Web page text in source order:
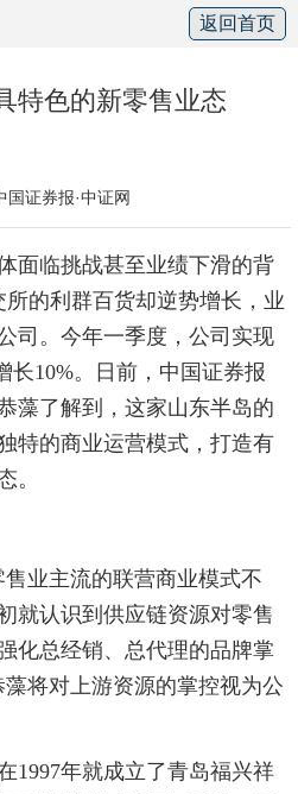
返回首页
特色的新零售业态
国证券报·中证网
临挑战甚至业绩下滑的背
的利群百货却逆势增长，业
司。今年一季度，公司实现
长10%。日前，中国证券报
藻了解到，这家山东半岛的
特的商业运营模式，打造有
。
业主流的联营商业模式不
就认识到供应链资源对零售
化总经销、总代理的品牌掌
将对上游资源的掌控视为公
年就成立了青岛福兴祥